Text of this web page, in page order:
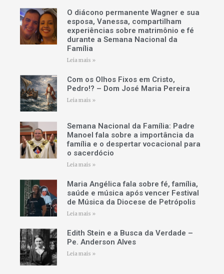
O diácono permanente Wagner e sua
esposa, Vanessa, compartilham
experiências sobre matrimônio e fé
durante a Semana Nacional da
Família
Leia mais »
Com os Olhos Fixos em Cristo,
Pedro!? – Dom José Maria Pereira
Leia mais »
Semana Nacional da Família: Padre
Manoel fala sobre a importância da
família e o despertar vocacional para
o sacerdócio
Leia mais »
Maria Angélica fala sobre fé, família,
saúde e música após vencer Festival
de Música da Diocese de Petrópolis
Leia mais »
Edith Stein e a Busca da Verdade –
Pe. Anderson Alves
Leia mais »